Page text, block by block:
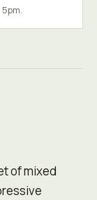
of mixed